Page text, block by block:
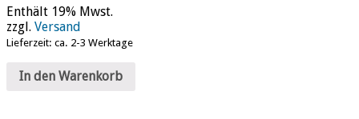
Enthält 19% Mwst.
zzgl. Versand
Lieferzeit: ca. 2-3 Werktage
In den Warenkorb